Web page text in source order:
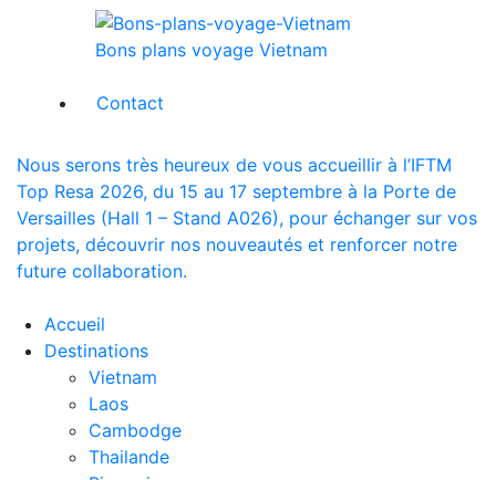
Bons plans voyage Vietnam
Contact
Nous serons très heureux de vous accueillir à l’IFTM
Top Resa 2026, du 15 au 17 septembre à la Porte de
Versailles (Hall 1 – Stand A026), pour échanger sur vos
projets, découvrir nos nouveautés et renforcer notre
future collaboration.
Accueil
Destinations
Vietnam
Laos
Cambodge
Thailande